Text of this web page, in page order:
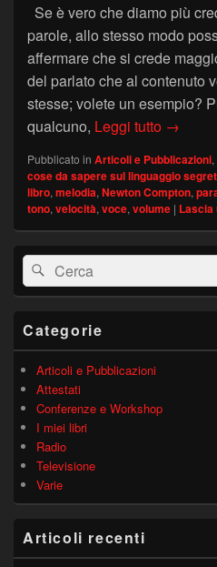
Se è vero che diamo più
parole, allo stesso modo
affermare che si crede
del parlato che al contenuto
stesse; volete un esempio?
qualcuno, Leggi tutto Il
→
Pubblicato in Articoli e Pubblicazioni,
cose da sapere sul linguaggio
libro, melodia, Newton Compton,
tono, velocità, voce, volume | Lascia
Area
widget
barra
laterale
Cerca:Cerca
Categorie
Articoli e Pubblicazioni
Attestati
Conferenze e Workshop
I miei libri
Radio
Televisione
Varie
Articoli recenti